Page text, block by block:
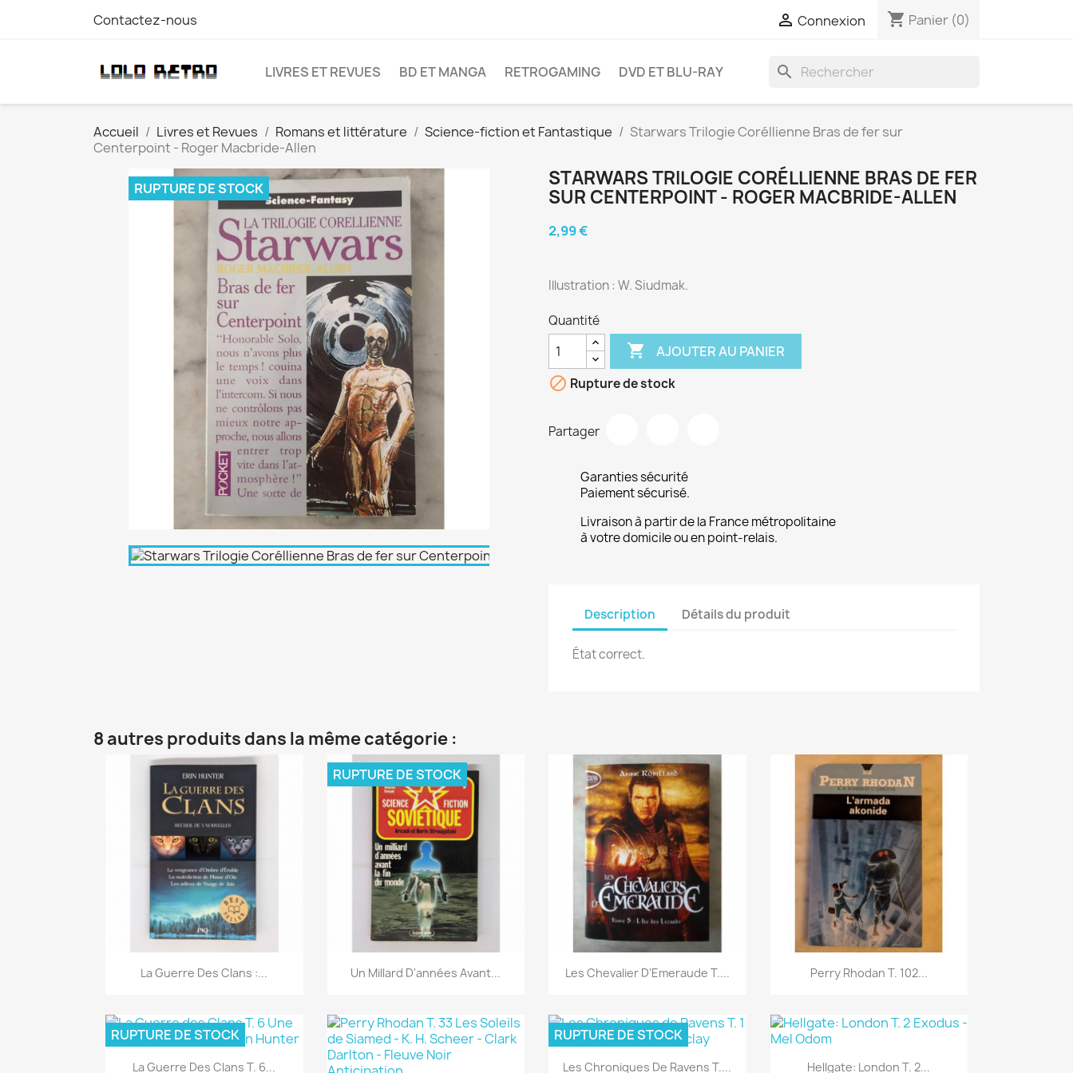
Contactez-nous  Connexion shopping_cart Panier (0)
LIVRES ET REVUES BD ET MANGA RETROGAMING DVD ET BLU-RAY search
Accueil Livres et Revues Romans et littérature Science-fiction et Fantastique
Starwars Trilogie Coréllienne Bras de fer sur
Centerpoint - Roger Macbride-Allen
RUPTURE DE STOCK
STARWARS TRILOGIE CORÉLLIENNE BRAS DE FER
SUR CENTERPOINT - ROGER MACBRIDE-ALLEN
2,99 €
Illustration : W. Siudmak.
Quantité
 AJOUTER AU PANIER
 Rupture de stock
Partager
Garanties sécurité
Paiement sécurisé.
Livraison à partir de la France métropolitaine
à votre domicile ou en point-relais.
Description Détails du produit
État correct.
8 autres produits dans la même catégorie :
Aperçu rapide
La Guerre Des Clans :... Aperçu rapide
Un Millard D'années Avant...
RUPTURE DE STOCK
Aperçu rapide
Les Chevalier D'Emeraude T.... Aperçu rapide
Perry Rhodan T. 102...
Aperçu rapide
La Guerre Des Clans T. 6...
RUPTURE DE STOCK
Aperçu rapide
Les Chroniques De Ravens T....
RUPTURE DE STOCK
Aperçu rapide
Hellgate: London T. 2...